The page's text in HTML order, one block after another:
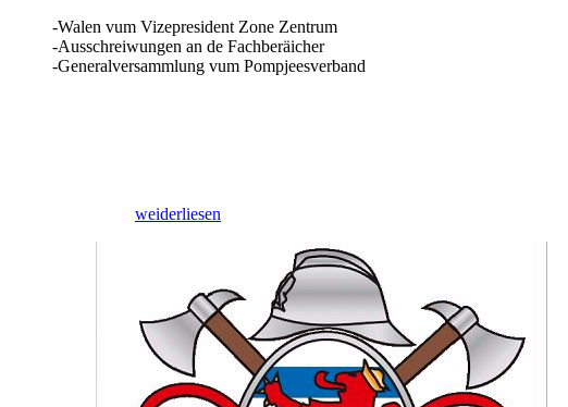
-Walen vum Vizepresident Zone Zentrum
-Ausschreiwungen an de Fachberäicher
-Generalversammlung vum Pompjeesverband
weiderliesen